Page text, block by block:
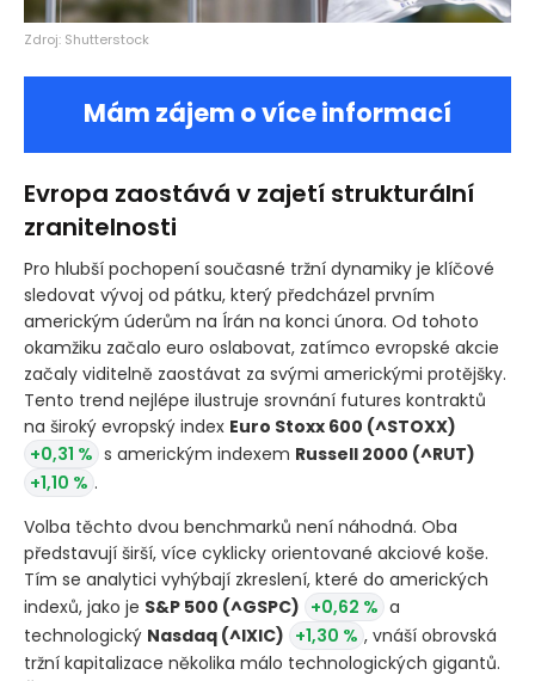
Zdroj: Shutterstock
Mám zájem o více informací
Evropa zaostává v zajetí strukturální
zranitelnosti
Pro hlubší pochopení současné tržní dynamiky je klíčové
sledovat vývoj od pátku, který předcházel prvním
americkým úderům na Írán na konci února. Od tohoto
okamžiku začalo euro oslabovat, zatímco evropské akcie
začaly viditelně zaostávat za svými americkými protějšky.
Tento trend nejlépe ilustruje srovnání futures kontraktů
na široký evropský index Euro Stoxx 600 (^STOXX)
+0,31 % s americkým indexem Russell 2000 (^RUT)
+1,10 % .
Volba těchto dvou benchmarků není náhodná. Oba
představují širší, více cyklicky orientované akciové koše.
Tím se analytici vyhýbají zkreslení, které do amerických
indexů, jako je S&P 500 (^GSPC) +0,62 % a
technologický Nasdaq (^IXIC) +1,30 % , vnáší obrovská
tržní kapitalizace několika málo technologických gigantů.